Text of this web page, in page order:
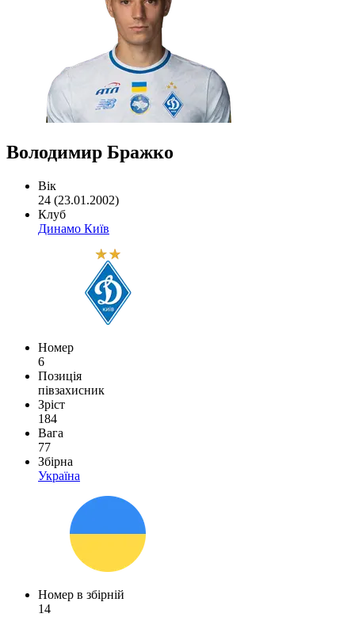
Володимир Бражко
Вік
24 (23.01.2002)
Клуб
Динамо Київ
Номер
6
Позиція
півзахисник
Зріст
184
Вага
77
Збірна
Україна
Номер в збірній
14